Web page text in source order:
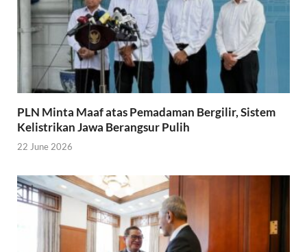
PLN Minta Maaf atas Pemadaman Bergilir, Sistem
Kelistrikan Jawa Berangsur Pulih
22 June 2026